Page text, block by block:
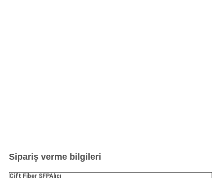
Sipariş verme bilgileri
Çift Fiber SFPAlıcı